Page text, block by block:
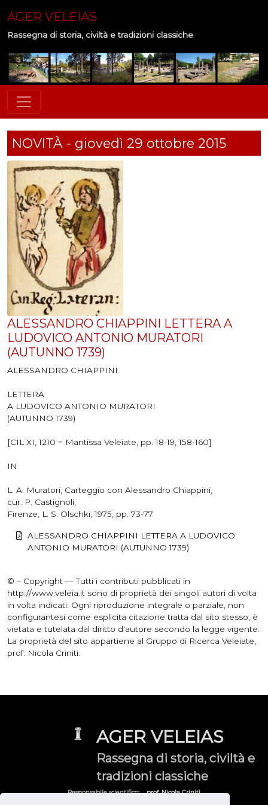
AGER VELEIAS
Rassegna di storia, civiltà e tradizioni classiche
NOVITÀ - giovedì 29 ottobre 2015
ALESSANDRO CHIAPPINI LETTERA A
LUDOVICO ANTONIO MURATORI
(AUTUNNO 1739)
ALESSANDRO CHIAPPINI
LETTERA
A LUDOVICO ANTONIO MURATORI
(AUTUNNO 1739)
[CIL XI, 1210 = Mantissa Veleiate, pp. 18-19, 158-160]
IN
L. A. Muratori, Carteggio con Alessandro Chiappini,
cur. P. Castignoli,
Firenze, L. S. Olschki, 1975, pp. 73-77
ALESSANDRO CHIAPPINI LETTERA A LUDOVICO
ANTONIO MURATORI (AUTUNNO 1739)
© – Copyright — Tutti i contributi pubblicati in
http://www.veleia.it sono di proprietà dei singoli autori di volta
in volta indicati. Ogni riproduzione integrale o parziale, non
configurantesi come esplicita citazione tratta dal sito stesso, è
vietata e tutelata dal diritto d'autore secondo la legge vigente.
La proprietà del sito appartiene al Gruppo di Ricerca Veleiate,
prof. Nicola Criniti.
AGER VELEIAS
Rassegna di storia, civiltà e
tradizioni classiche
Responsabile scientifico:prof. Nicola Criniti